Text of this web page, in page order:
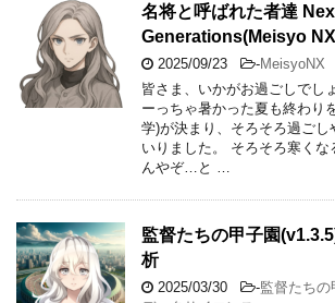
名将と呼ばれた者達
Generations(Meisyo
2025/09/23 -MeisyoNX
皆さま、いかがお過ごしでし
ーっちゃ暑かった夏も終わり
学)が決まり、そろそろ過ごし
いりました。 そろそろ寒くな
んやぞ…と …
監督たちの甲子園
析
2025/03/30 -監督たちの